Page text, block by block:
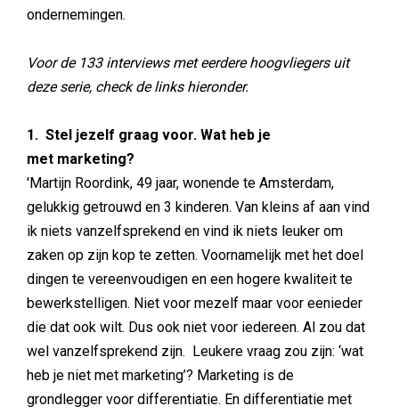
ondernemingen.
Voor de 133 interviews met eerdere hoogvliegers uit
deze serie, check de links hieronder.
1. Stel jezelf graag voor. Wat heb je
met marketing?
'Martijn Roordink, 49 jaar, wonende te Amsterdam,
gelukkig getrouwd en 3 kinderen. Van kleins af aan vind
ik niets vanzelfsprekend en vind ik niets leuker om
zaken op zijn kop te zetten. Voornamelijk met het doel
dingen te vereenvoudigen en een hogere kwaliteit te
bewerkstelligen. Niet voor mezelf maar voor eenieder
die dat ook wilt. Dus ook niet voor iedereen. Al zou dat
wel vanzelfsprekend zijn. Leukere vraag zou zijn: ‘wat
heb je niet met marketing’? Marketing is de
grondlegger voor differentiatie. En differentiatie met